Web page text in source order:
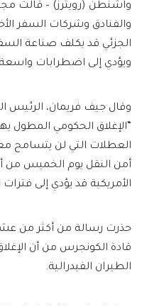
واشنطن (رويترز) – قالت
والفنادق وشركات السفر
الجزئي قد يكلف صناعة السفر
ويؤدي إلى اضطرابات
وقال جيف فريمان، الرئيس
“الإغلاق الحكومي المطول
العطلات التي لن يتسامح
أمن النقل يوم الخميس من
الأمريكية قد يؤدي إلى
حذرت رسالة من أكثر من
قادة الكونجرس من أن
الطيران الفيدرالية.